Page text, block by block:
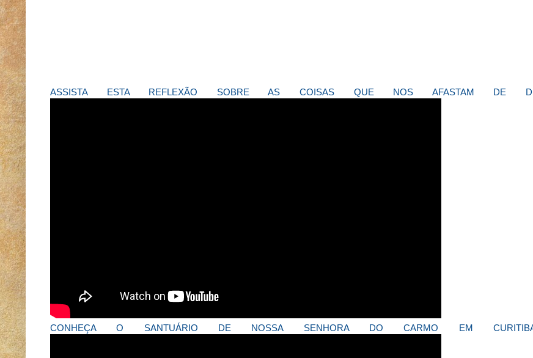
ASSISTA ESTA REFLEXÃO SOBRE AS COISAS QUE NOS AFASTAM DE
CONHEÇA O SANTUÁRIO DE NOSSA SENHORA DO CARMO EM